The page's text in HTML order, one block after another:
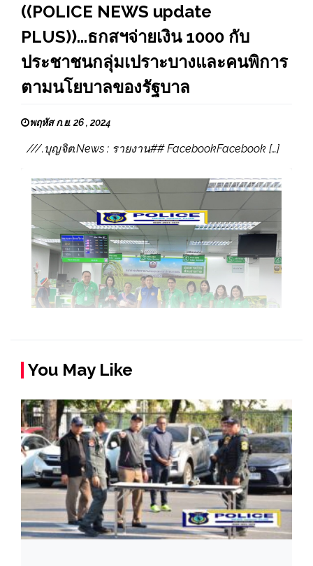
((POLICE NEWS update
PLUS))...ธกสฯจ่ายเงิน 1000 กับ
ประชาชนกลุ่มเปราะบางและคนพิการ
ตามนโยบาลของรัฐบาล
พฤหัส ก.ย. 26 , 2024
///.บุญจิต.News : รายงาน## FacebookFacebook […]
You May Like